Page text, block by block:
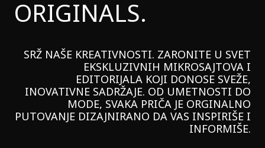
ORIGINALS.
SRŽ NAŠE KREATIVNOSTI. ZARONITE U SVET
EKSKLUZIVNIH MIKROSAJTOVA I
EDITORIJALA KOJI DONOSE SVEŽE,
INOVATIVNE SADRŽAJE. OD UMETNOSTI DO
MODE, SVAKA PRIČA JE ORGINALNO
PUTOVANJE DIZAJNIRANO DA VAS INSPIRIŠE I
INFORMIŠE.